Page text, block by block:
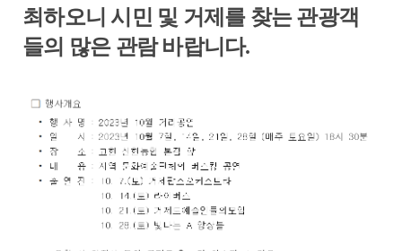
최하오니 시민 및 거제를 찾는 관광객
들의 많은 관람 바랍니다.